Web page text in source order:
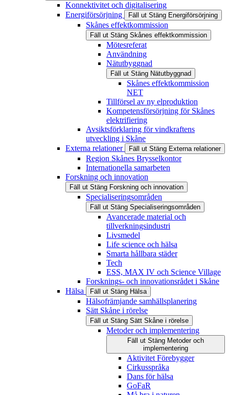
Konnektivitet och digitalisering
Energiförsörjning
Fäll ut Stäng Energiförsörjning
Skånes effektkommission
Fäll ut Stäng Skånes effektkommission
Mötesreferat
Användning
Nätutbyggnad
Fäll ut Stäng Nätutbyggnad
Skånes effektkommission
NET
Tillförsel av ny elproduktion
Kompetensförsörjning för Skånes
elektrifiering
Avsiktsförklaring för vindkraftens
utveckling i Skåne
Externa relationer
Fäll ut Stäng Externa relationer
Region Skånes Brysselkontor
Internationella samarbeten
Forskning och innovation
Fäll ut Stäng Forskning och innovation
Specialiseringsområden
Fäll ut Stäng Specialiseringsområden
Avancerade material och
tillverkningsindustri
Livsmedel
Life science och hälsa
Smarta hållbara städer
Tech
ESS, MAX IV och Science Village
Forsknings- och innovationsrådet i Skåne
Hälsa
Fäll ut Stäng Hälsa
Hälsofrämjande samhällsplanering
Sätt Skåne i rörelse
Fäll ut Stäng Sätt Skåne i rörelse
Metoder och implementering
Fäll ut Stäng Metoder och
implementering
Aktivitet Förebygger
Cirkusspråka
Dans för hälsa
GoFaR